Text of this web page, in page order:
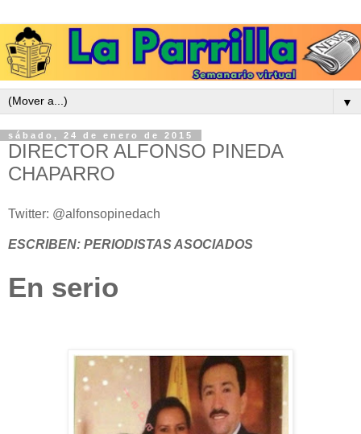
▼
sábado, 24 de enero de 2015
DIRECTOR ALFONSO PINEDA
CHAPARRO
Twitter: @alfonsopinedach
ESCRIBEN: PERIODISTAS ASOCIADOS
En serio